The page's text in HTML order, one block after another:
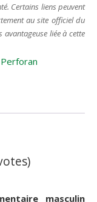
Certains liens peuvent
au site officiel du
liée à cette
Perforan
masculin